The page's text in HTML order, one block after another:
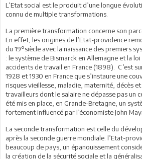
L’Etat social est le produit d’une longue
connu de multiple transformations.
La première transformation concerne son
En effet, les origines de l’Etat-providence
du 19°siècle avec la naissance des premiers
: le système de Bismarck en Allemagne et la
accidents de travail en France (1898). C’est
1928 et 1930 en France que s’instaure une
risques vieillesse, maladie, maternité, décès
travailleurs dont le salaire ne dépasse pas un
été mis en place, en Grande-Bretagne, un
fortement influencé par l’économiste John
La seconde transformation est celle du
après la seconde guerre mondiale. l’Etat-
beaucoup de pays, un épanouissement
la création de la sécurité sociale et la